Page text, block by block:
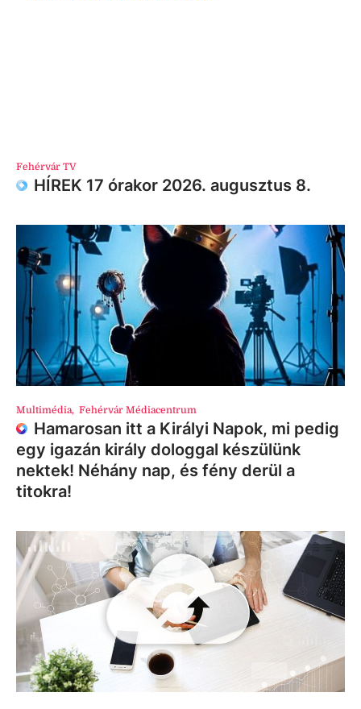
Fehérvár TV
HÍREK 17 órakor 2026. augusztus 8.
Multimédia, Fehérvár Médiacentrum
Hamarosan itt a Királyi Napok, mi pedig
egy igazán király dologgal készülünk
nektek! Néhány nap, és fény derül a
titokra!